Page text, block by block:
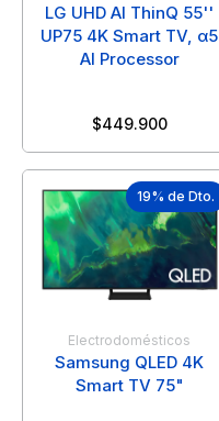
LG UHD AI ThinQ 55''
UP75 4K Smart TV, α5
AI Processor
$449.900
19% de Dto.
Electrodomésticos
Samsung QLED 4K
Smart TV 75"